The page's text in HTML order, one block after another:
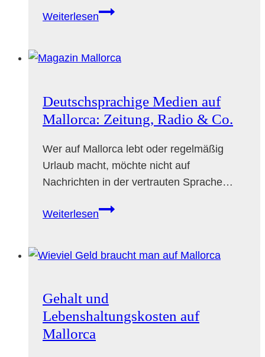
WeiterlesenDeutsch
Mallorca-
Einkaufswagen
Deutschsprachige Medien auf
Mallorca: Zeitung, Radio & Co.
Wer auf Mallorca lebt oder regelmäßig
Urlaub macht, möchte nicht auf
Nachrichten in der vertrauten Sprache…
WeiterlesenDeutschsprachige
Mallorca:
Radio
&
Co.
Gehalt und
Lebenshaltungskosten auf
Mallorca